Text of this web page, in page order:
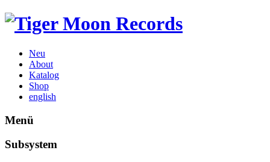
Neu
About
Katalog
Shop
english
Menü
Subsystem